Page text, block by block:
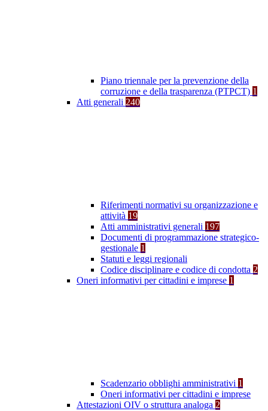
Piano triennale per la prevenzione della
corruzione e della trasparenza (PTPCT) 1
Atti generali 240
Riferimenti normativi su organizzazione e
attività 19
Atti amministrativi generali 197
Documenti di programmazione strategico-
gestionale 1
Statuti e leggi regionali
Codice disciplinare e codice di condotta 2
Oneri informativi per cittadini e imprese 1
Scadenzario obblighi amministrativi 1
Oneri informativi per cittadini e imprese
Attestazioni OIV o struttura analoga 2